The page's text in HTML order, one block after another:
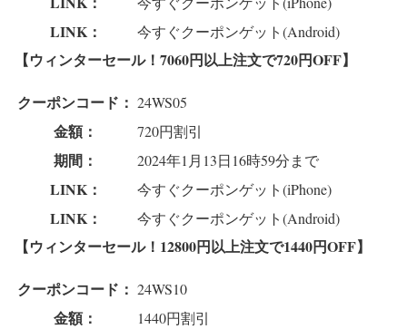
LINK： 今すぐクーポンゲット(Android)
【ウィンターセール！7060円以上注文で720円OFF】
クーポンコード： 24WS05
金額： 720円割引
期間： 2024年1月13日16時59分まで
LINK： 今すぐクーポンゲット(iPhone)
LINK： 今すぐクーポンゲット(Android)
【ウィンターセール！12800円以上注文で1440円OFF】
クーポンコード： 24WS10
金額： 1440円割引